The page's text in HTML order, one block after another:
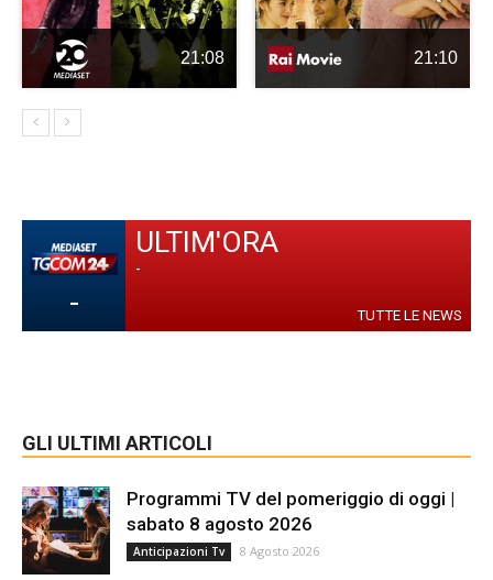
21:08 21:10
-
ULTIM'ORA
-
TUTTE LE NEWS
GLI ULTIMI ARTICOLI
Programmi TV del pomeriggio di oggi |
sabato 8 agosto 2026
Anticipazioni Tv 8 Agosto 2026